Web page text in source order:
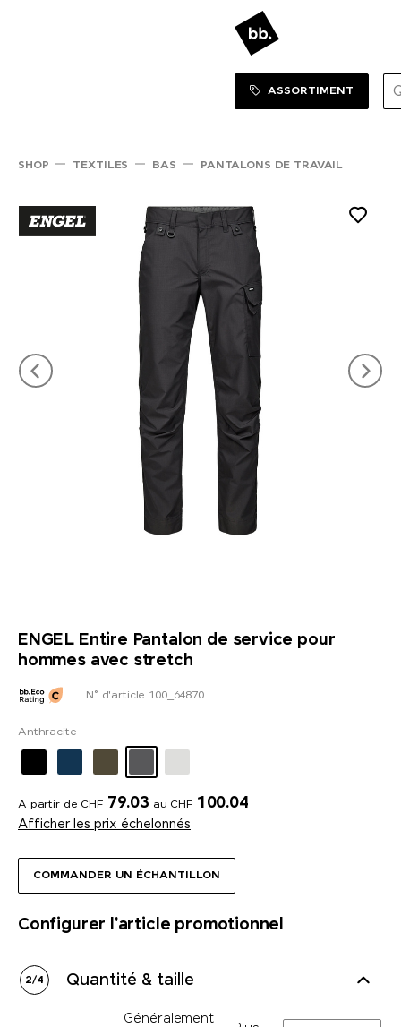
SHOP
ASSORTIMENT
SHOP TEXTILES BAS PANTALONS DE TRAVAIL
ENGEL Entire Pantalon de service pour
hommes avec stretch
COMMANDER UN ÉCHANTILLON
N° d'article 100_64870
Anthracite
A partir de CHF 79.03 au CHF 100.04
Afficher les prix échelonnés
Configurer l'article promotionnel
2/4 Quantité & taille
Généralement